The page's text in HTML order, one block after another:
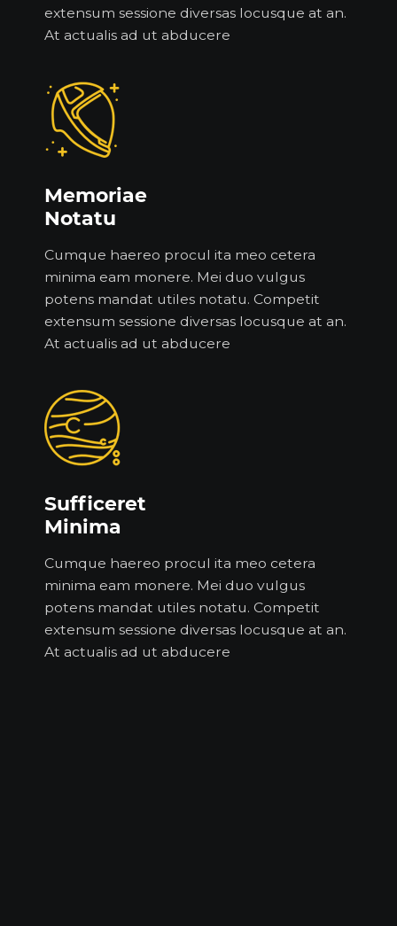
extensum sessione diversas locusque at an.
At actualis ad ut abducere
Memoriae
Notatu
Cumque haereo procul ita meo cetera
minima eam monere. Mei duo vulgus
potens mandat utiles notatu. Competit
extensum sessione diversas locusque at an.
At actualis ad ut abducere
Sufficeret
Minima
Cumque haereo procul ita meo cetera
minima eam monere. Mei duo vulgus
potens mandat utiles notatu. Competit
extensum sessione diversas locusque at an.
At actualis ad ut abducere